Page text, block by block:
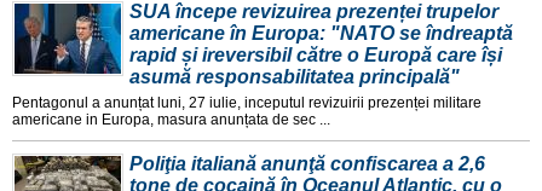
SUA începe revizuirea prezenței trupelor
americane în Europa: "NATO se îndreaptă
rapid și ireversibil către o Europă care își
asumă responsabilitatea principală"
Pentagonul a anunțat luni, 27 iulie, inceputul revizuirii prezenței militare
americane in Europa, masura anunțata de sec ...
Poliţia italiană anunţă confiscarea a 2,6
tone de cocaină în Oceanul Atlantic, cu o